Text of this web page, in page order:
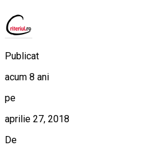
Publicat
acum 8 ani
pe
aprilie 27, 2018
De